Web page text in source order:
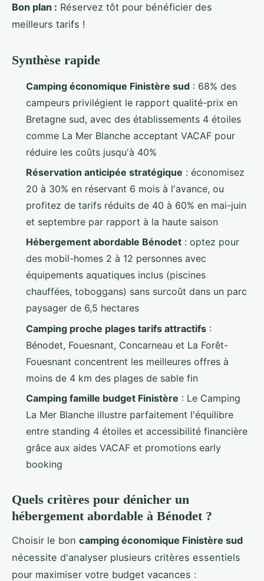
Bon plan : Réservez tôt pour bénéficier des
meilleurs tarifs !
Synthèse rapide
Camping économique Finistère sud : 68% des
campeurs privilégient le rapport qualité-prix en
Bretagne sud, avec des établissements 4 étoiles
comme La Mer Blanche acceptant VACAF pour
réduire les coûts jusqu'à 40%
Réservation anticipée stratégique : économisez
20 à 30% en réservant 6 mois à l'avance, ou
profitez de tarifs réduits de 40 à 60% en mai-juin
et septembre par rapport à la haute saison
Hébergement abordable Bénodet : optez pour
des mobil-homes 2 à 12 personnes avec
équipements aquatiques inclus (piscines
chauffées, toboggans) sans surcoût dans un parc
paysager de 6,5 hectares
Camping proche plages tarifs attractifs :
Bénodet, Fouesnant, Concarneau et La Forêt-
Fouesnant concentrent les meilleures offres à
moins de 4 km des plages de sable fin
Camping famille budget Finistère : Le Camping
La Mer Blanche illustre parfaitement l'équilibre
entre standing 4 étoiles et accessibilité financière
grâce aux aides VACAF et promotions early
booking
Quels critères pour dénicher un
hébergement abordable à Bénodet ?
Choisir le bon camping économique Finistère sud
nécessite d'analyser plusieurs critères essentiels
pour maximiser votre budget vacances :